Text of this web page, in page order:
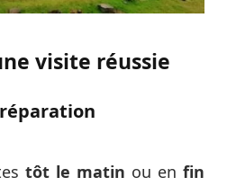
visite réussie
tôt le matin ou en fin